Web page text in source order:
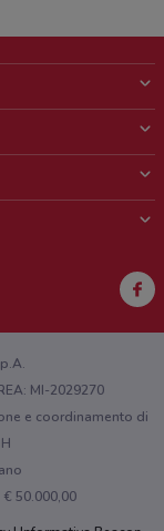
MI-2029270
e coordinamento di
50.000,00